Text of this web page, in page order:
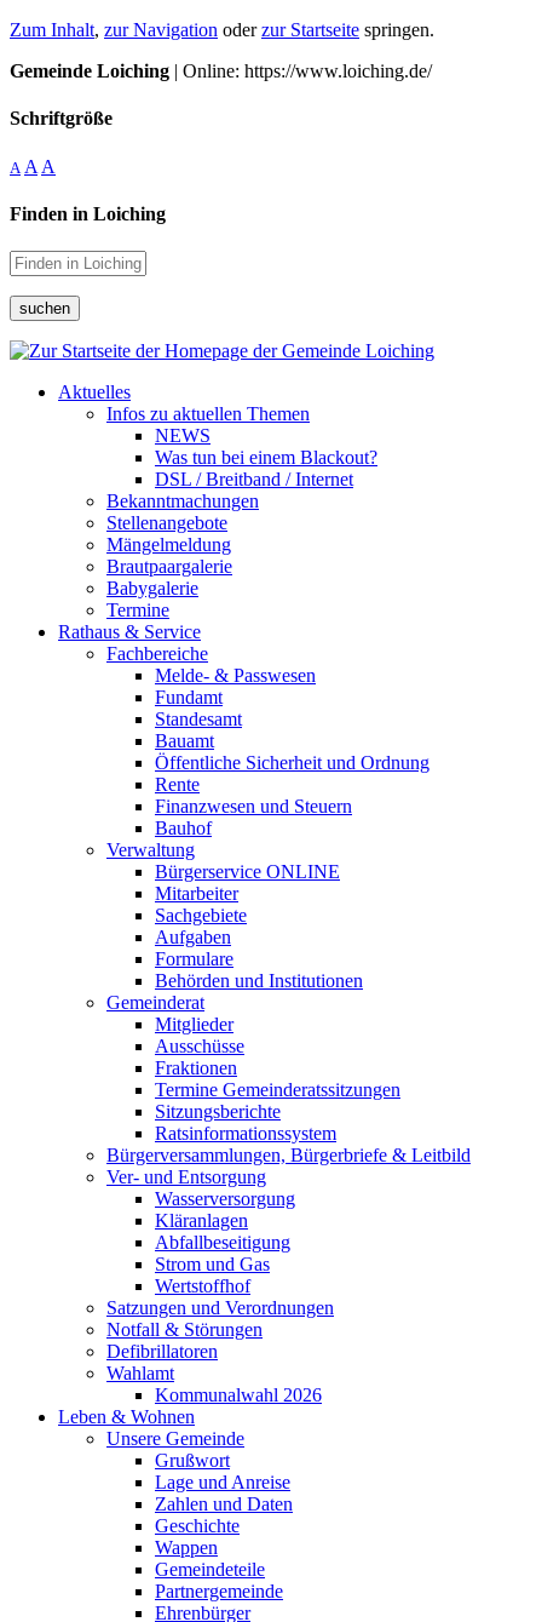
Zum Inhalt, zur Navigation oderzur Startseite springen.
Gemeinde Loiching | Online: https://www.loiching.de/
Schriftgröße
A A A
Finden in Loiching
suchen
Aktuelles
Infos zu aktuellen Themen
NEWS
Was tun bei einem Blackout?
DSL / Breitband / Internet
Bekanntmachungen
Stellenangebote
Mängelmeldung
Brautpaargalerie
Babygalerie
Termine
Rathaus & Service
Fachbereiche
Melde- & Passwesen
Fundamt
Standesamt
Bauamt
Öffentliche Sicherheit und Ordnung
Rente
Finanzwesen und Steuern
Bauhof
Verwaltung
Bürgerservice ONLINE
Mitarbeiter
Sachgebiete
Aufgaben
Formulare
Behörden und Institutionen
Gemeinderat
Mitglieder
Ausschüsse
Fraktionen
Termine Gemeinderatssitzungen
Sitzungsberichte
Ratsinformationssystem
Bürgerversammlungen, Bürgerbriefe & Leitbild
Ver- und Entsorgung
Wasserversorgung
Kläranlagen
Abfallbeseitigung
Strom und Gas
Wertstoffhof
Satzungen und Verordnungen
Notfall & Störungen
Defibrillatoren
Wahlamt
Kommunalwahl 2026
Leben & Wohnen
Unsere Gemeinde
Grußwort
Lage und Anreise
Zahlen und Daten
Geschichte
Wappen
Gemeindeteile
Partnergemeinde
Ehrenbürger